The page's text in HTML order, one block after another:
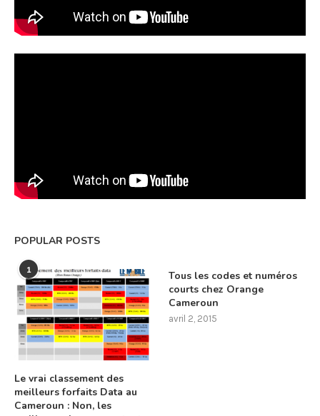
POPULAR POSTS
1
Le vrai classement des
meilleurs forfaits Data au
Cameroun : Non, les
Tous les codes et numéros
courts chez Orange
Cameroun
avril 2, 2015